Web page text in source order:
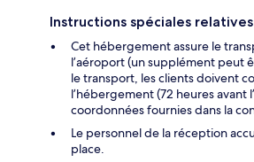
Instructions spéciales relatives
Cet hébergement assure le
l’aéroport (un supplément peut
le transport, les clients doivent
l’hébergement (72 heures avant
coordonnées fournies dans la
Le personnel de la réception
place.